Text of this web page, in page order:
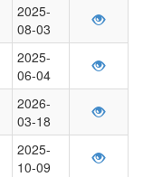
2025-
08-03
2025-
06-04
2026-
03-18
2025-
10-09